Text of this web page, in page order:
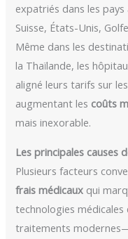
expatriés dans les
Suisse, États-Unis,
Même dans les
la Thaïlande, les
aligné leurs tarifs sur
augmentant les coûts
mais inexorable.
Les principales causes
Plusieurs facteurs
frais médicaux qui
technologies médicales
traitements